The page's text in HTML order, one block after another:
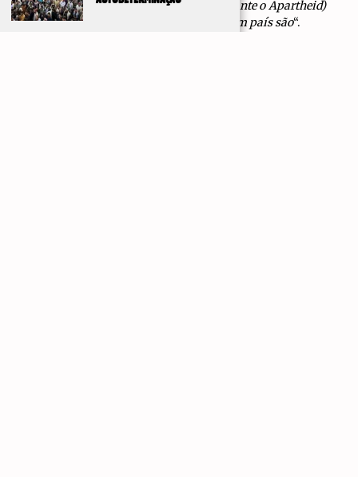
– como a África do Sul de outrora (durante o Apartheid)
– se não voltar a comportar-se como um país são“.